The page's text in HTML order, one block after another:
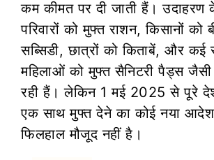
कम कीमत पर दी जाती हैं। उदाहरण
परिवारों को मुफ्त राशन, किसानों को
सब्सिडी, छात्रों को किताबें, और कई
महिलाओं को मुफ्त सैनिटरी पैड्स जैसी
रही हैं। लेकिन 1 मई 2025 से पूरे
एक साथ मुफ्त देने का कोई नया आदेश
फिलहाल मौजूद नहीं है।